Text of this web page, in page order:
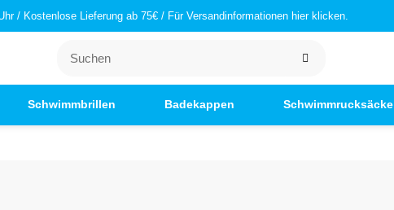
/ Kostenlose Lieferung ab 75€ / Für Versandinformationen hier klicken.
Schwimmbrillen Badekappen Schwimmrucksäcke